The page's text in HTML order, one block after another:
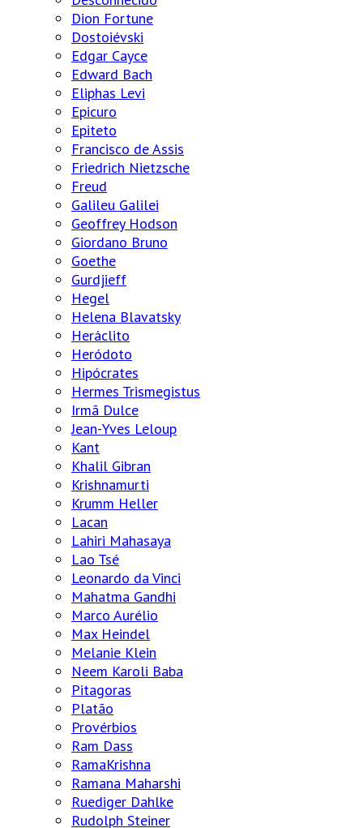
Dion Fortune
Dostoiévski
Edgar Cayce
Edward Bach
Eliphas Levi
Epicuro
Epiteto
Francisco de Assis
Friedrich Nietzsche
Freud
Galileu Galilei
Geoffrey Hodson
Giordano Bruno
Goethe
Gurdjieff
Hegel
Helena Blavatsky
Heráclito
Heródoto
Hipócrates
Hermes Trismegistus
Irmã Dulce
Jean-Yves Leloup
Kant
Khalil Gibran
Krishnamurti
Krumm Heller
Lacan
Lahiri Mahasaya
Lao Tsé
Leonardo da Vinci
Mahatma Gandhi
Marco Aurélio
Max Heindel
Melanie Klein
Neem Karoli Baba
Pitagoras
Platão
Provérbios
Ram Dass
RamaKrishna
Ramana Maharshi
Ruediger Dahlke
Rudolph Steiner